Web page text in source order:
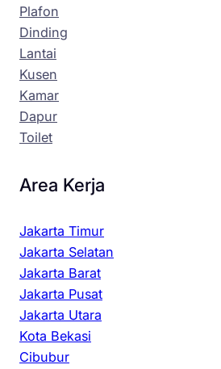
Plafon
Dinding
Lantai
Kusen
Kamar
Dapur
Toilet
Area Kerja
Jakarta Timur
Jakarta Selatan
Jakarta Barat
Jakarta Pusat
Jakarta Utara
Kota Bekasi
Cibubur